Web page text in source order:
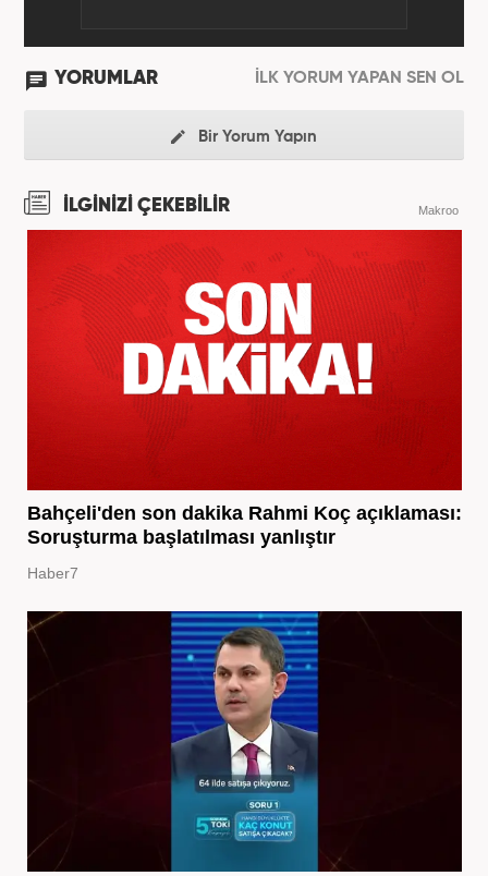
YORUMLAR İLK YORUM YAPAN SEN OL
Bir Yorum Yapın
İLGİNİZİ ÇEKEBİLİR Makroo
Bahçeli'den son dakika Rahmi Koç açıklaması:
Soruşturma başlatılması yanlıştır
Haber7